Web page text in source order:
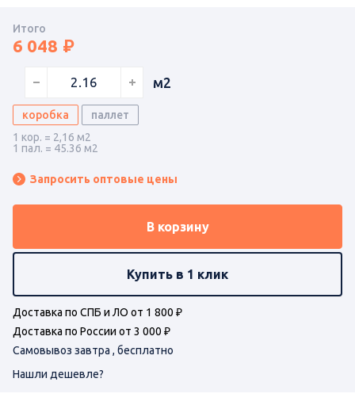
Итого
6 048
м2
коробка
паллет
1 кор. = 2,16 м2
1 пал. = 45.36 м2
Запросить оптовые цены
В корзину
Купить в 1 клик
Доставка по СПБ и ЛО от 1 800 ₽
Доставка по России от 3 000 ₽
Самовывоз завтра , бесплатно
Нашли дешевле?